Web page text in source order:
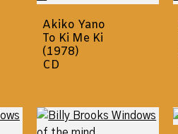
Akiko Yano
To Ki Me Ki
(1978)
CD